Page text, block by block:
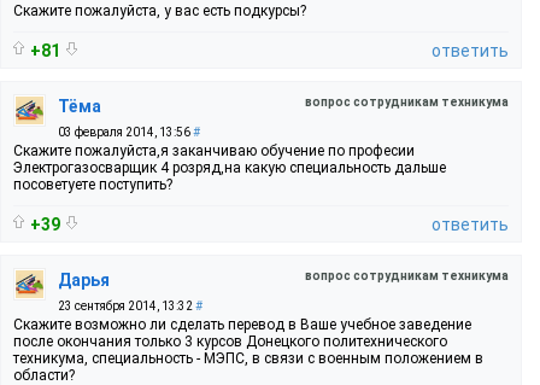
Скажите пожалуйста, у вас есть подкурсы?
+81 ответить
вопрос сотрудникам техникума
Тёма
03 февраля 2014, 13:56#
Скажите пожалуйста,я заканчиваю обучение по професии
Электрогазосварщик 4 розряд,на какую специальность дальше
посоветуете поступить?
+39 ответить
вопрос сотрудникам техникума
Дарья
23 сентября 2014, 13:32 #
Скажите возможно ли сделать перевод в Ваше учебное заведение
после окончания только 3 курсов Донецкого политехнического
техникума, специальность - МЭПС, в связи с военным положением в
области?